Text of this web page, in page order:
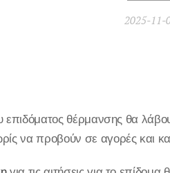
2025-11-
επιδόματος θέρμανσης θα
να προβούν σε αγορές και